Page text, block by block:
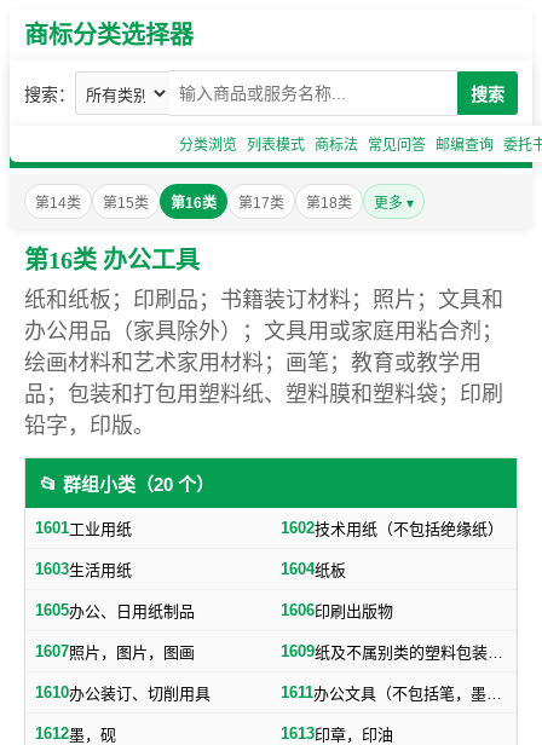
商标分类选择器
搜索： 搜索
分类浏览 列表模式 商标法 常见问答 邮编查询 委托
第14类 第15类 第16类 第17类 第18类 更多 ▾
第16类 办公工具
纸和纸板；印刷品；书籍装订材料；照片；文具和
办公用品（家具除外）；文具用或家庭用粘合剂；
绘画材料和艺术家用材料；画笔；教育或教学用
品；包装和打包用塑料纸、塑料膜和塑料袋；印刷
铅字，印版。
📂 群组小类（20 个）
1601工业用纸 1602技术用纸（不包括绝缘纸）
1603生活用纸 1604纸板
1605办公、日用纸制品 1606印刷出版物
1607照片，图片，图画 1609 纸及不属别类的塑料包装物品
1610办公装订、切削用具 1611 办公文具（不包括笔，墨，印，胶水）
1612墨，砚 1613印章，印油